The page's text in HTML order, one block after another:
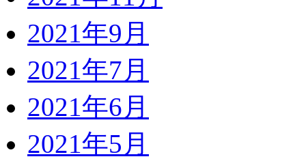
2021年9月
2021年7月
2021年6月
2021年5月